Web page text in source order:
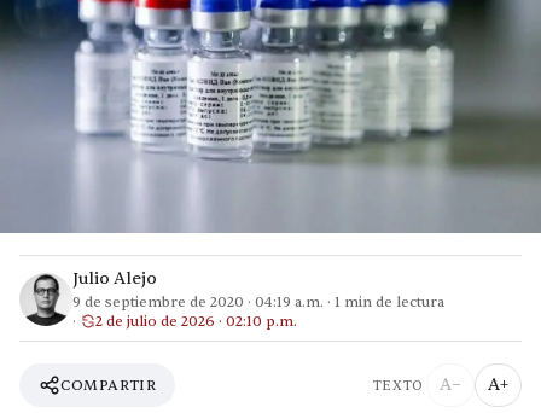
Julio Alejo
9 de septiembre de 2020 · 04:19 a.m. · 1 min de lectura
2 de julio de 2026 · 02:10 p.m.
COMPARTIR TEXTO A− A+